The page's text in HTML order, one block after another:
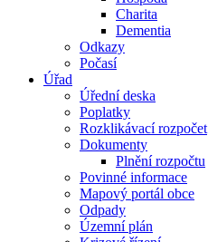
Charita
Dementia
Odkazy
Počasí
Úřad
Úřední deska
Poplatky
Rozklikávací rozpočet
Dokumenty
Plnění rozpočtu
Povinné informace
Mapový portál obce
Odpady
Územní plán